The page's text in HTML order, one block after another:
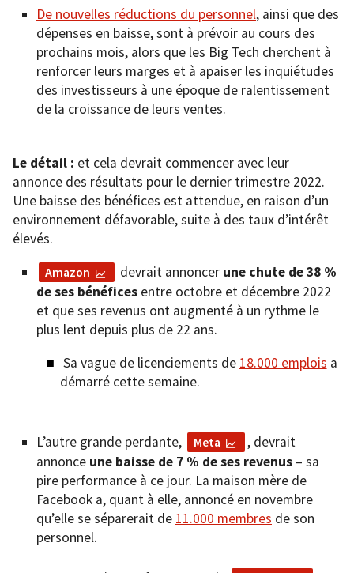
De nouvelles réductions du personnel, ainsi que des
dépenses en baisse, sont à prévoir au cours des
prochains mois, alors que les Big Tech cherchent à
renforcer leurs marges et à apaiser les inquiétudes
des investisseurs à une époque de ralentissement
de la croissance de leurs ventes.
Le détail : et cela devrait commencer avec leur
annonce des résultats pour le dernier trimestre 2022.
Une baisse des bénéfices est attendue, en raison d’un
environnement défavorable, suite à des taux d’intérêt
élevés.
Amazon devrait annoncer une chute de 38 %
de ses bénéfices entre octobre et décembre 2022
et que ses revenus ont augmenté à un rythme le
plus lent depuis plus de 22 ans.
Sa vague de licenciements de 18.000 emplois a
démarré cette semaine.
L’autre grande perdante, Meta
, devrait
annonce une baisse de 7 % de ses revenus – sa
pire performance à ce jour. La maison mère de
Facebook a, quant à elle, annoncé en novembre
qu’elle se séparerait de 11.000 membres de son
personnel.